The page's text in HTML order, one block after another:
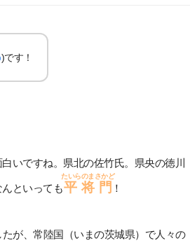
)です！
いですね。県北の佐竹氏。県央の徳川
といっても平将門
たいらのまさかど
！
が、常陸国（いまの茨城県）で人々の